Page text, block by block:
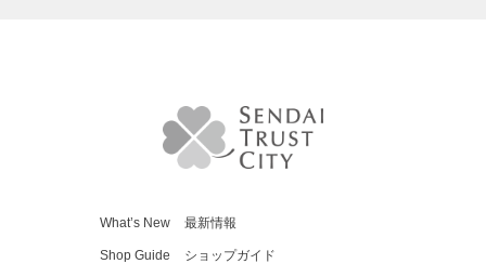
What’s New 最新情報
Shop Guide ショップガイド